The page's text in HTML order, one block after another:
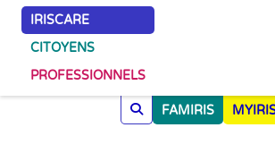
IRISCARE
CITOYENS
PROFESSIONNELS
FAMIRIS